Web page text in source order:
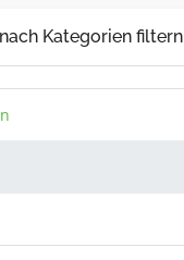
Kategorien filtern